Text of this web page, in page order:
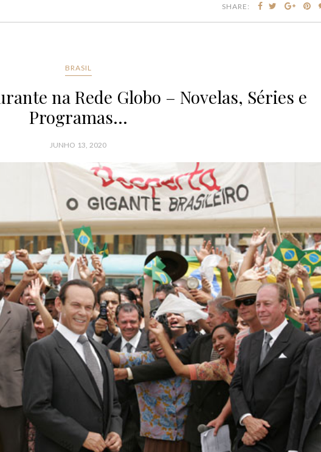
SHARE:
BRASIL
na Rede Globo – Novelas, Séries e
Programas...
JUNHO 13, 2020